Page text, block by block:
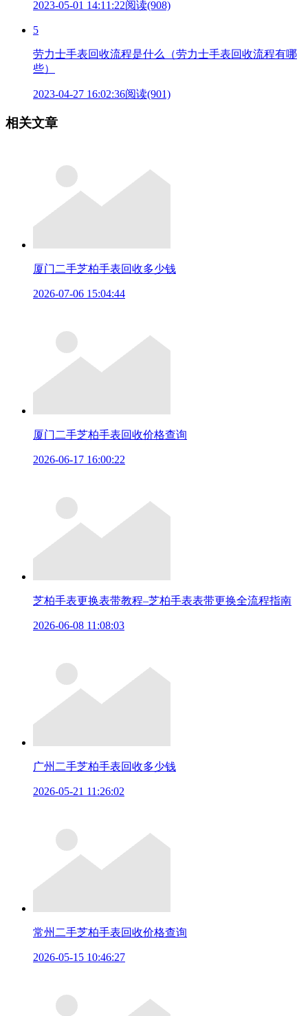
2023-05-01 14:11:22阅读(908)
5
劳力士手表回收流程是什么（劳力士手表回收流程有哪
些）
2023-04-27 16:02:36阅读(901)
相关文章
厦门二手芝柏手表回收多少钱
2026-07-06 15:04:44
厦门二手芝柏手表回收价格查询
2026-06-17 16:00:22
芝柏手表更换表带教程–芝柏手表表带更换全流程指南
2026-06-08 11:08:03
广州二手芝柏手表回收多少钱
2026-05-21 11:26:02
常州二手芝柏手表回收价格查询
2026-05-15 10:46:27